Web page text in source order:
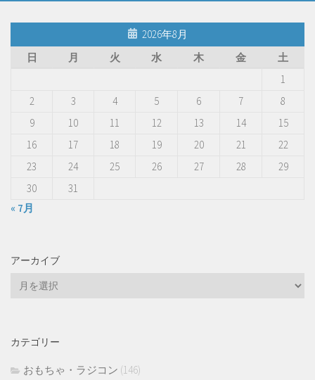
2026年8月
日
月 火 水 木 金
土
1
2
3 4 5 6 7
8
9
10 11 12 13 14
15
16
17 18 19 20 21
22
23
24 25 26 27 28
29
30
31
« 7月
アーカイブ
ブ
カテゴリー
おもちゃ・ラジコン (146)